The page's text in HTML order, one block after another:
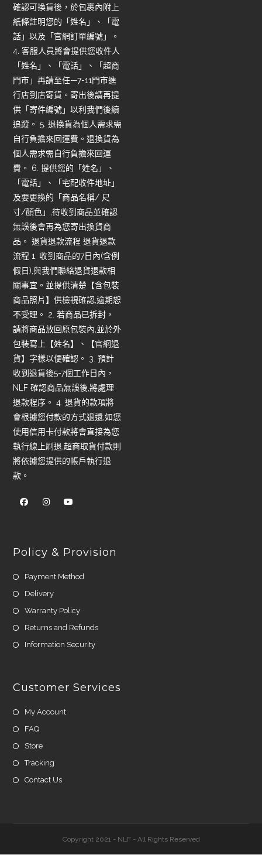
確認可換貨後，於包裹內附上
紙條註明您的「姓名」、「電
話」以及「官網訂單編號」。
4. 客服人員將會提供您收件人
「姓名」、「電話」、「超商
門市」再請至任—7-11門市進
行店到店寄貨。寄出後請再提
供「寄件編號」以利我們後續
追蹤。 5. 退換貨為個人需求需
自行負擔來回運費。退換貨為
個人需求需自行負擔來回運
費。 6. 提供您的「姓名」、
「電話」、「宅配收件地址」
及要更換的「商品名稱/ 尺
寸/顏色」,待收到商品並確認
無誤後會再為您寄出換貨商
品。 退貨退款流程 退貨退款
流程 1. 收到商品的7日內(含例
假日),與我們聯絡退貨退款相
關事宜。並提供清楚【含包裝
商品照片】供檢視確認,逾期恕
不受理。 2. 若商品已拆封，
請將商品放回原包裝內,並於外
包裝寫上【姓名】、【官網退
貨】字樣以便確認。 3. 預計
收到退貨後5-7個工作日內，
NLF 確認商品無誤後,將處理
退款程序。 4. 退貨的款項將
會根據您付款的方式退還,如您
使用信用卡付款將會直接為您
執行線上刷退,超商取貨付款則
將依據您提供的帳戶執行退
款。
Policy & Provision
Payment Method
Delivery
Warranty Policy
Returns and Refunds
Information Security
Customer Services
My Account
FAQ
Store
Tracking
Contact Us
Copyright 2021 - NLF - All Rights Reserved